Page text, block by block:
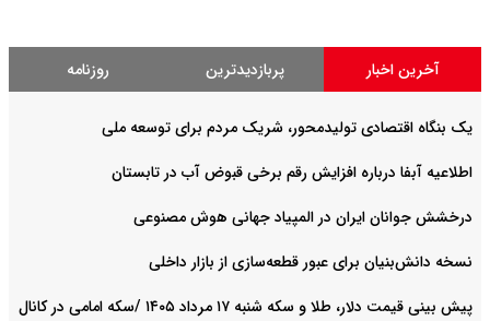
آخرین اخبار پربازدیدترین روزنامه
یک بنگاه اقتصادی تولیدمحور، شریک مردم برای توسعه ملی
اطلاعیه آبفا درباره افزایش رقم برخی قبوض آب در تابستان
درخشش جوانان ایران در المپیاد جهانی هوش مصنوعی
نسخه دانش‌بنیان برای عبور قطعه‌سازی از بازار داخلی
پیش ‌بینی قیمت دلار، طلا و سکه شنبه ۱۷ مرداد ۱۴۰۵ /سکه امامی در کانال